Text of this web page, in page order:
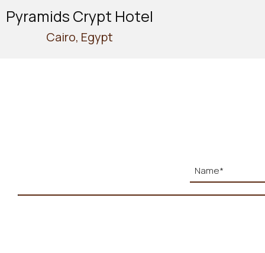
Pyramids Crypt Hotel
Cairo, Egypt